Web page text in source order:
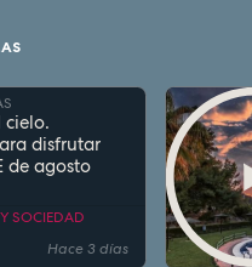
disfrutar
de agosto
SOCIEDAD
Hace 3 días